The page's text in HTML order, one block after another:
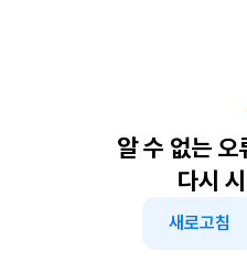
알 수 없는 오
다시
새로고침